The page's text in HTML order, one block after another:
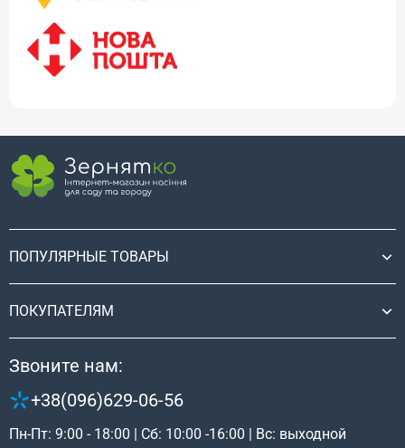
ПОПУЛЯРНЫЕ ТОВАРЫ
ПОКУПАТЕЛЯМ
Звоните нам:
+38(096)629-06-56
Пн-Пт: 9:00 - 18:00 | Сб: 10:00 -16:00 | Вс: выходной